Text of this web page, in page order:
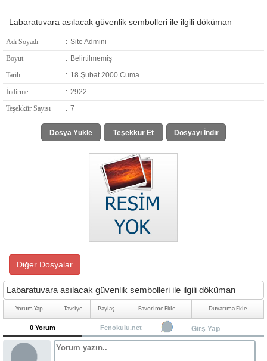
Labaratuvara asılacak güvenlik sembolleri ile ilgili döküman
Adı Soyadı : Site Admini
Boyut
: Belirtilmemiş
Tarih
: 18 Şubat 2000 Cuma
İndirme
: 2922
Teşekkür Sayısı
: 7
Dosya Yükle Teşekkür Et Dosyayı İndir
Diğer Dosyalar
Labaratuvara asılacak güvenlik sembolleri ile ilgili döküman
Yorum Yap Tavsiye Paylaş Favorime Ekle Duvarıma Ekle
0 Yorum Fenokulu.net Girş Yap